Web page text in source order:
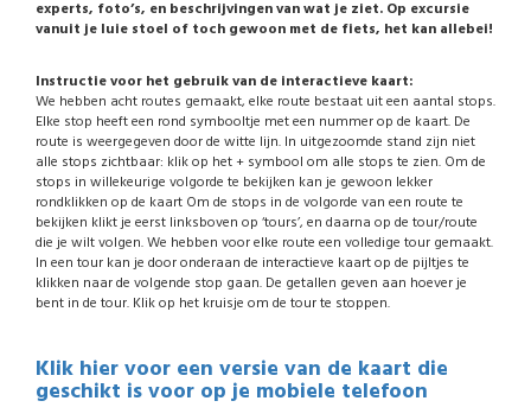
experts, foto’s, en beschrijvingen van wat je ziet. Op excursie
vanuit je luie stoel of toch gewoon met de fiets, het kan allebei!
Instructie voor het gebruik van de interactieve kaart:
We hebben acht routes gemaakt, elke route bestaat uit een aantal stops.
Elke stop heeft een rond symbooltje met een nummer op de kaart. De
route is weergegeven door de witte lijn. In uitgezoomde stand zijn niet
alle stops zichtbaar: klik op het + symbool om alle stops te zien. Om de
stops in willekeurige volgorde te bekijken kan je gewoon lekker
rondklikken op de kaart Om de stops in de volgorde van een route te
bekijken klikt je eerst linksboven op ‘tours’, en daarna op de tour/route
die je wilt volgen. We hebben voor elke route een volledige tour gemaakt.
In een tour kan je door onderaan de interactieve kaart op de pijltjes te
klikken naar de volgende stop gaan. De getallen geven aan hoever je
bent in de tour. Klik op het kruisje om de tour te stoppen.
Klik hier voor een versie van de kaart die
geschikt is voor op je mobiele telefoon